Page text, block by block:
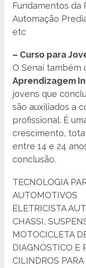
Fundamentos da
Automação
etc
– Curso para
O Senai também
Aprendizagem
jovens que
são auxiliados a
profissional. É
crescimento,
entre 14 e 24
conclusão.
TECNOLOGIA
AUTOMOTIVOS
ELETRICISTA
CHASSI,
MOTOCICLETA
DIAGNÓSTICO E
CILINDROS